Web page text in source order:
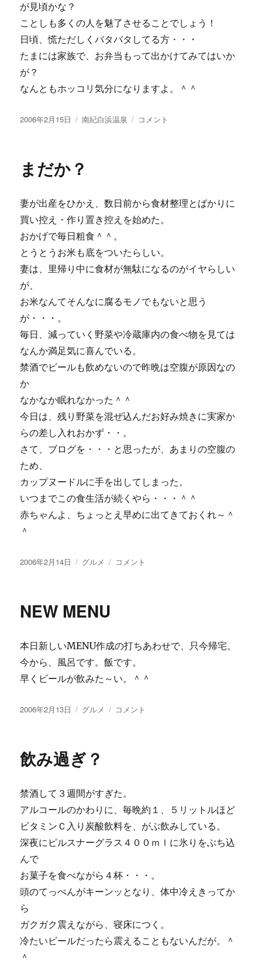
が見頃かな？
ことしも多くの人を魅了させることでしょう！
日頃、慌ただしくバタバタしてる方・・・
たまには家族で、お弁当もって出かけてみてはいか
が？
なんともホッコリ気分になりますよ。＾＾
投
2006年2月15日
カ
ー
南紀白浜温泉
【画
に
コメント
まだか？
妻が出産をひかえ、数日前から食材整理とばかりに
買い控え・作り置き控えを始めた。
おかげで毎日粗食＾＾。
とうとうお米も底をついたらしい。
妻は、里帰り中に食材が無駄になるのがイヤらしい
が、
お米なんてそんなに腐るモノでもないと思う
が・・・。
毎日、減っていく野菜や冷蔵庫内の食べ物を見ては
なんか満足気に喜んでいる。
禁酒でビールも飲めないので昨晩は空腹が原因なの
か
なかなか眠れなかった＾＾
今日は、残り野菜を混ぜ込んだお好み焼きに実家か
らの差し入れおかず・・。
さて、ブログを・・・と思ったが、あまりの空腹の
ため、
カップヌードルに手を出してしまった。
いつまでこの食生活が続くやら・・・＾＾
赤ちゃんよ、ちょっとえ早めに出てきておくれ～＾
＾
投
2006年2月14日
カ
ー
グルメ
ま
コメント
NEW MENU
本日新しいMENU作成の打ちあわせで、只今帰宅。
今から、風呂です。飯です。
早くビールが飲みた～い。＾＾
投
2006年2月13日
カ
ー
グルメ
NEW
コメント
飲み過ぎ？
禁酒して３週間がすぎた。
アルコールのかわりに、毎晩約１、５リットルほど
ビタミンＣ入り炭酸飲料を、がぶ飲みしている。
深夜にピルスナーグラス４００ｍｌに氷りをぶち込
んで
お菓子を食べながら４杯・・・。
頭のてっぺんがキーンッとなり、体中冷えきってか
ら
ガクガク震えながら、寝床につく。
冷たいビールだったら震えることもないんだが。＾
＾